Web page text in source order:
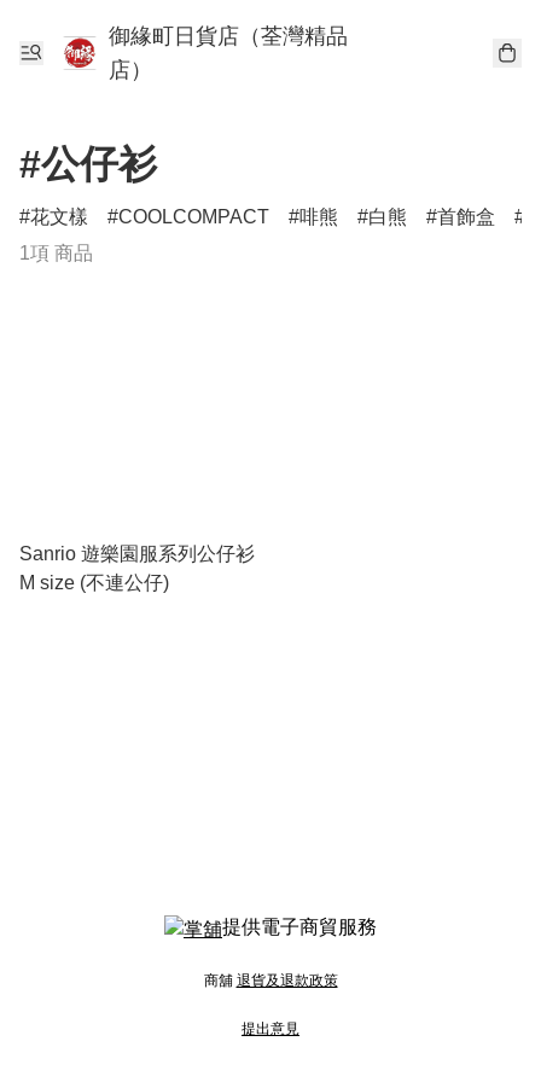
御緣町日貨店（荃灣精品
店）
#公仔衫
花文樣 COOLCOMPACT 啡熊 白熊 首飾盒
1項 商品
Sanrio 遊樂園服系列公仔衫
M size (不連公仔)
提供電子商貿服務
商舖 退貨及退款政策
提出意見